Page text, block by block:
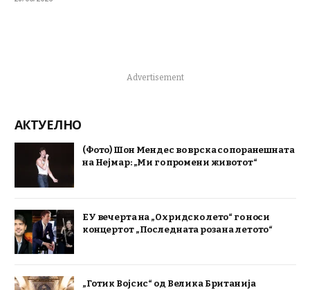
Advertisement
АКТУЕЛНО
(Фото) Шон Мендес во врска со поранешната
на Нејмар: „Ми го промени животот“
ЕУ вечерта на „Охридско лето“ го носи
концертот „Последната роза на летото“
„Готик Војсис“ од Велика Британија